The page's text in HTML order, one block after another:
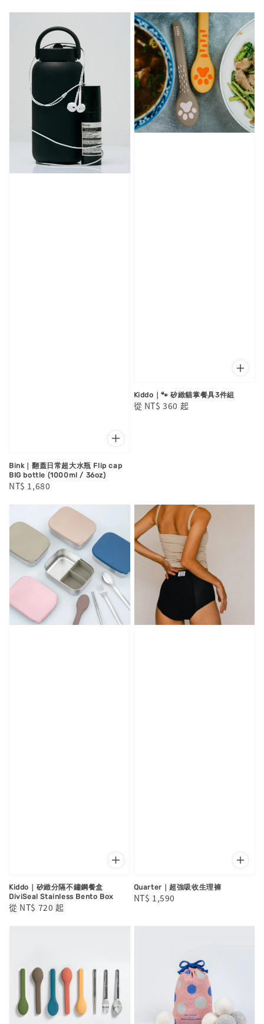
Bink｜翻蓋日常超大水瓶 Flip cap
BIG bottle (1000ml / 36oz)
Regular
NT$ 1,680
Kiddo｜🐾 矽緻貓掌餐具3件組
Regular
從 NT$ 360 起
Kiddo｜矽緻分隔不鏽鋼餐盒
DiviSeal Stainless Bento Box
Regular
從 NT$ 720 起
Quarter｜超強吸收生理褲
Regular
NT$ 1,590